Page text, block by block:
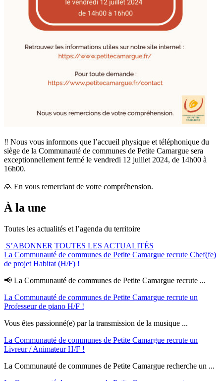
‼ Nous vous informons que l’accueil physique et téléphonique du
siège de la Communauté de communes de Petite Camargue sera
exceptionnellement fermé le vendredi 12 juillet 2024, de 14h00 à
16h00.
🙏 En vous remerciant de votre compréhension.
À la une
Toutes les actualités et l’agenda du territoire
S’ABONNER TOUTES LES ACTUALITÉS
La Communauté de communes de Petite Camargue recrute Chef(fe)
de projet Habitat (H/F) !
📢 La Communauté de communes de Petite Camargue recrute ...
La Communauté de communes de Petite Camargue recrute un
Professeur de piano H/F !
Vous êtes passionné(e) par la transmission de la musique ...
La Communauté de communes de Petite Camargue recrute un
Livreur / Animateur H/F !
La Communauté de communes de Petite Camargue recherche un ...